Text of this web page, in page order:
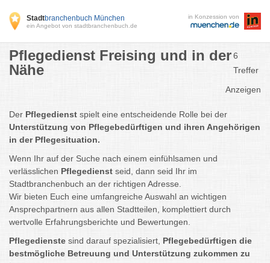
Stadtbranchenbuch München
ein Angebot von stadtbranchenbuch.de
in Konzession von
Pflegedienst Freising und in der
Nähe
6
Treffer
Anzeigen
Der Pflegedienst spielt eine entscheidende Rolle bei der
Unterstützung von Pflegebedürftigen und ihren Angehörigen
in der Pflegesituation.
Wenn Ihr auf der Suche nach einem einfühlsamen und
verlässlichen Pflegedienst seid, dann seid Ihr im
Stadtbranchenbuch an der richtigen Adresse.
Wir bieten Euch eine umfangreiche Auswahl an wichtigen
Ansprechpartnern aus allen Stadtteilen, komplettiert durch
wertvolle Erfahrungsberichte und Bewertungen.
Pflegedienste sind darauf spezialisiert, Pflegebedürftigen die
bestmögliche Betreuung und Unterstützung zukommen zu